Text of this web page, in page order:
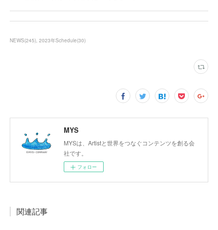
NEWS(245) 2023年Schedule(30)
MYS
MYSは、Artistと世界をつなぐコンテンツを創る会
社です。
フォロー
関連記事